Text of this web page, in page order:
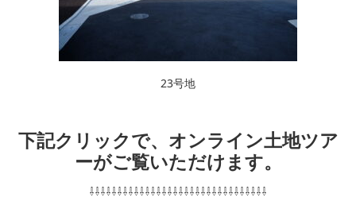
23号地
下記クリックで、オンライン土地ツア
ーがご覧いただけます。
⇩⇩⇩⇩⇩⇩⇩⇩⇩⇩⇩⇩⇩⇩⇩⇩⇩⇩⇩⇩⇩⇩⇩⇩⇩⇩⇩⇩⇩⇩⇩⇩